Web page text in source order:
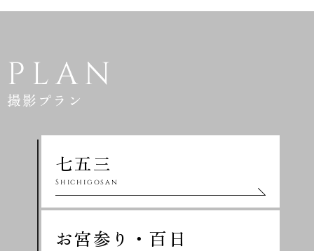
PLAN
撮影プラン
七五三
Shichigosan
お宮参り・百日